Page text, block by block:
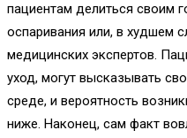
пациентам делиться своим
оспаривания или, в худшем
медицинских экспертов.
уход, могут высказывать
среде, и вероятность
ниже. Наконец, сам факт